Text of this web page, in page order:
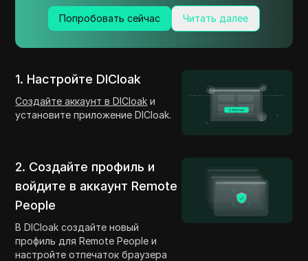
Попробовать сейчас Читать далее
1. Настройте DICloak
Создайте аккаунт в DICloak и
установите приложение DICloak.
2. Создайте профиль и
войдите в аккаунт Remote
People
В DICloak создайте новый
профиль для Remote People и
настройте отпечаток браузера